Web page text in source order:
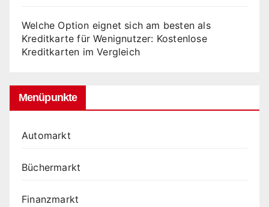
Welche Option eignet sich am besten als
Kreditkarte für Wenignutzer: Kostenlose
Kreditkarten im Vergleich
Menüpunkte
Automarkt
Büchermarkt
Finanzmarkt